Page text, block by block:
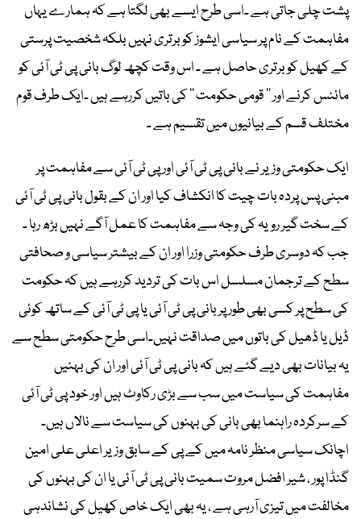
پشت چلی جاتی ہے ۔اسی طرح ایسے بھی لگتا ہے کہ ہمارے یہاں
مفاہمت کے نام پر سیاسی ایشوز کو برتری نہیں بلکہ شخصیت پرستی
کے کھیل کو برتری حاصل ہے ۔ اس وقت کچھ لوگ بانی پی ٹی آئی کو
مائنس کرنے اور ’’ قومی حکومت ‘‘ کی باتیں کررہے ہیں ۔ایک طرف قوم
مختلف قسم کے بیانیوں میں تقسیم ہے ۔
ایک حکومتی وزیر نے بانی پی ٹی آئی اور پی ٹی آئی سے مفاہمت پر
مبنی پس پردہ بات چیت کا انکشاف کیا اور ان کے بقول بانی پی ٹی آئی
کے سخت گیر رویہ کی وجہ سے مفاہمت کا عمل آگے نہیں بڑھ رہا ۔
جب کہ دوسری طرف حکومتی وزرا اور ان کے بیشتر سیاسی و صحافتی
سطح کے ترجمان مسلسل اس بات کی تردید کررہے ہیں کہ حکومت
کی سطح پر کسی بھی طور پر بانی پی ٹی آئی یا پی ٹی آئی کے ساتھ کوئی
ڈیل یا ڈھیل کی باتوں میں صداقت نہیں۔اسی طرح حکومتی سطح سے
یہ بیانات بھی دیے گئے ہیں کہ بانی پی ٹی آئی اور ان کی بہنیں
مفاہمت کی سیاست میں سب سے بڑی رکاوٹ ہیں اور خود پی ٹی آئی
کے سرکردہ راہنما بھی بانی کی بہنوں کی سیاست سے نالاں ہیں۔
اچانک سیاسی منظر نامہ میں کے پی کے سابق وزیر اعلی علی امین
گنڈا پور ، شیر افضل مروت سمیت بانی پی ٹی آئی یا ان کی بہنوں کی
مخالفت میں تیزی آرہی ہے ، یہ بھی ایک خاص کھیل کی نشاندہی